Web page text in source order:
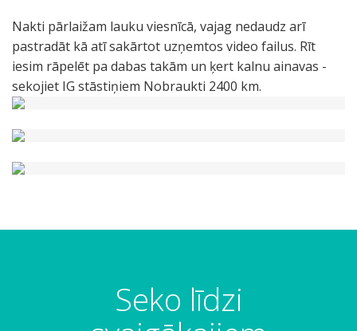
Nakti pārlaižam lauku viesnīcā, vajag nedaudz arī
pastradāt kā atī sakārtot uzņemtos video failus. Rīt
iesim rāpelēt pa dabas takām un ķert kalnu ainavas -
sekojiet IG stāstiņiem Nobraukti 2400 km.
Seko līdzi